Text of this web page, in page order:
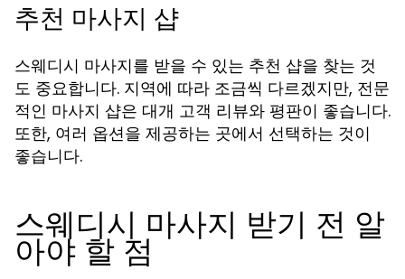
추천 마사지 샵
스웨디시 마사지를 받을 수 있는 추천 샵을 찾는 것
도 중요합니다. 지역에 따라 조금씩 다르겠지만, 전문
적인 마사지 샵은 대개 고객 리뷰와 평판이 좋습니다.
또한, 여러 옵션을 제공하는 곳에서 선택하는 것이
좋습니다.
스웨디시 마사지 받기 전 알
아야 할 점